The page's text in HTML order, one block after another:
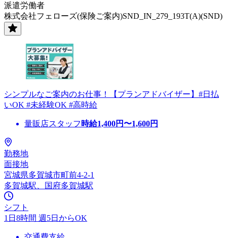
派遣労働者
株式会社フェローズ(保険ご案内)SND_IN_279_193T(A)(SND)
シンプルなご案内のお仕事！【プランアドバイザー】#日払
いOK #未経験OK #高時給
量販店スタッフ 時給1,400円〜1,600円
勤務地
面接地
宮城県多賀城市町前4-2-1
多賀城駅、国府多賀城駅
シフト
1日8時間 週5日からOK